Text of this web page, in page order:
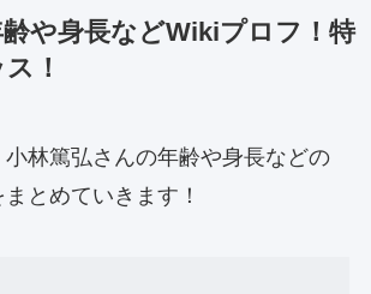
や身長などWikiプロフ！特
！
林篤弘さんの年齢や身長などの
とめていきます！